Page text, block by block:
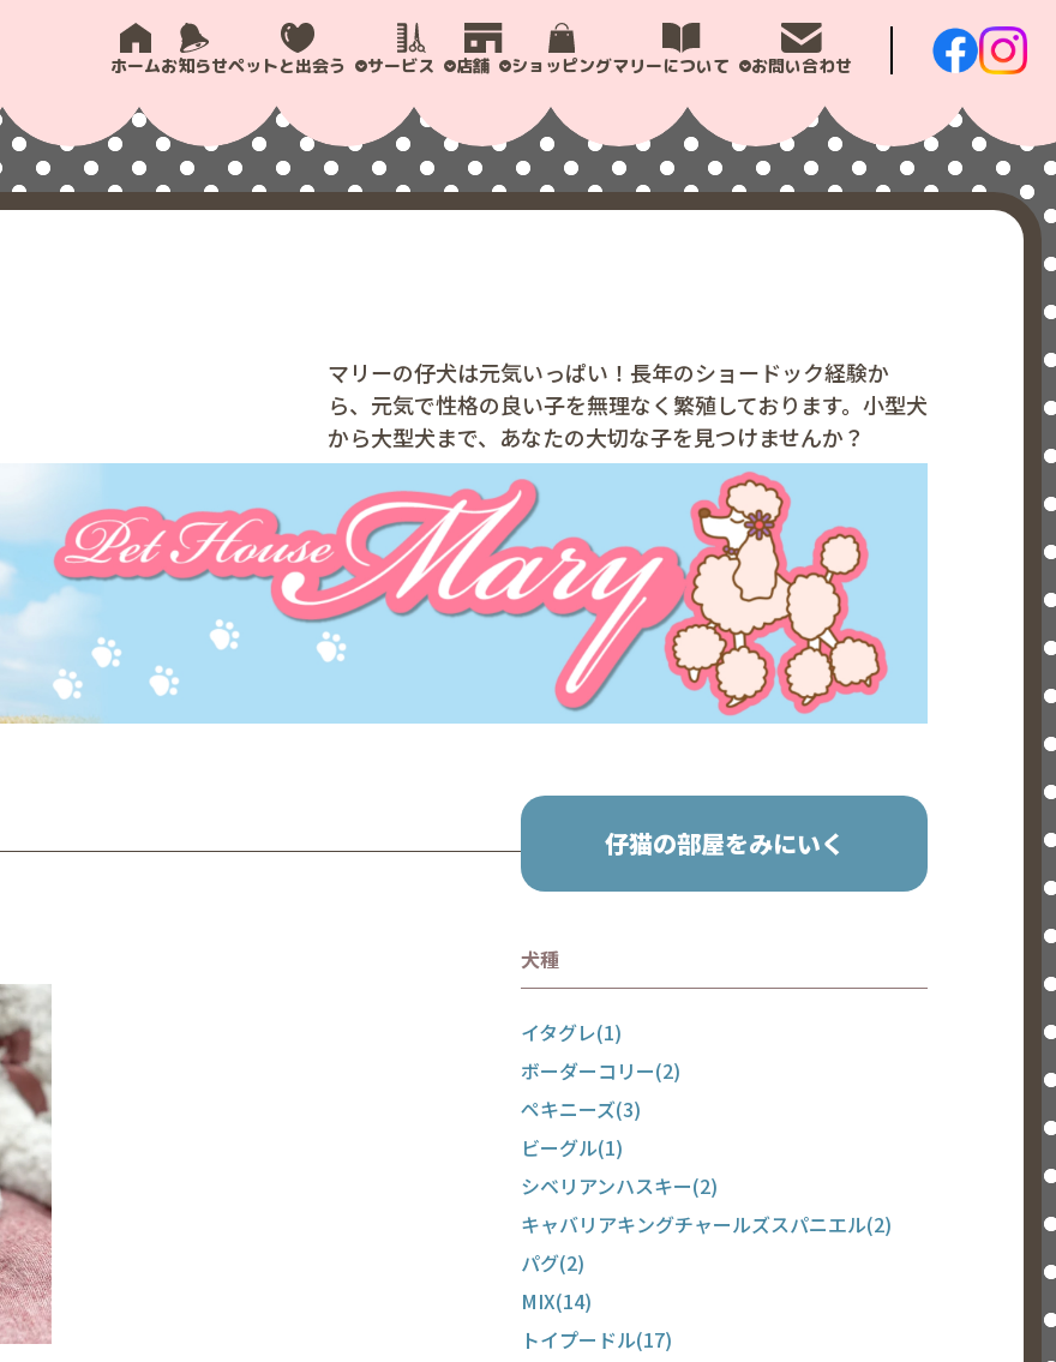
ホームお知らせペットと出会う サービス 店舗 ショッピングマリーについて お問い合わせ
マリーの仔犬は元気いっぱい！長年のショードック経験か
ら、元気で性格の良い子を無理なく繁殖しております。小型犬
から大型犬まで、あなたの大切な子を見つけませんか？
仔猫の部屋をみにいく
犬種
イタグレ(1)
ボーダーコリー(2)
ペキニーズ(3)
ビーグル(1)
シベリアンハスキー(2)
キャバリアキングチャールズスパニエル(2)
パグ(2)
MIX(14)
トイプードル(17)